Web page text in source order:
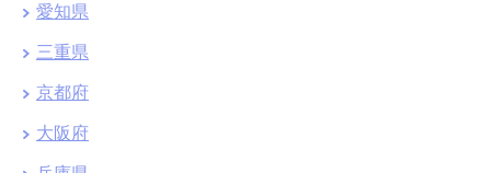
愛知県
三重県
京都府
大阪府